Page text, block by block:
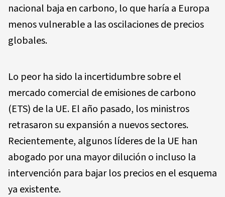
nacional baja en carbono, lo que haría a Europa
menos vulnerable a las oscilaciones de precios
globales.
Lo peor ha sido la incertidumbre sobre el
mercado comercial de emisiones de carbono
(ETS) de la UE. El año pasado, los ministros
retrasaron su expansión a nuevos sectores.
Recientemente, algunos líderes de la UE han
abogado por una mayor dilución o incluso la
intervención para bajar los precios en el esquema
ya existente.